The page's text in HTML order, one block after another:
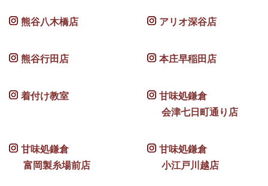
熊谷八木橋店 アリオ深谷店
熊谷行田店 本庄早稲田店
着付け教室
甘味処鎌倉
会津七日町通り店
甘味処鎌倉
富岡製糸場前店
甘味処鎌倉
小江戸川越店